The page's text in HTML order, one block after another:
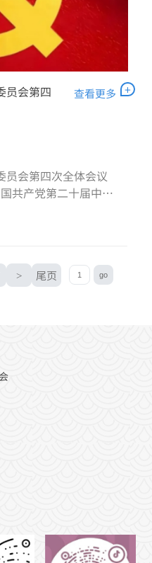
员会第四
员会第四次全体会议
共产党第二十届中央
查看更多 +
> 尾页